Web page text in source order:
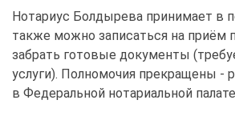
Нотариус Болдырева принимает в
также можно записаться на приём
забрать готовые документы
услуги). Полномочия прекращены -
в Федеральной нотариальной